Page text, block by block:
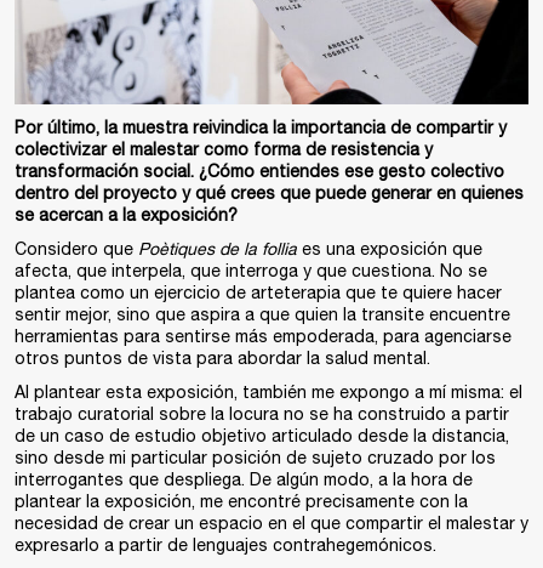
Por último, la muestra reivindica la importancia de compartir y
colectivizar el malestar como forma de resistencia y
transformación social. ¿Cómo entiendes ese gesto colectivo
dentro del proyecto y qué crees que puede generar en quienes
se acercan a la exposición?
Considero que Poètiques de la follia es una exposición que
afecta, que interpela, que interroga y que cuestiona. No se
plantea como un ejercicio de arteterapia que te quiere hacer
sentir mejor, sino que aspira a que quien la transite encuentre
herramientas para sentirse más empoderada, para agenciarse
otros puntos de vista para abordar la salud mental.
Al plantear esta exposición, también me expongo a mí misma: el
trabajo curatorial sobre la locura no se ha construido a partir
de un caso de estudio objetivo articulado desde la distancia,
sino desde mi particular posición de sujeto cruzado por los
interrogantes que despliega. De algún modo, a la hora de
plantear la exposición, me encontré precisamente con la
necesidad de crear un espacio en el que compartir el malestar y
expresarlo a partir de lenguajes contrahegemónicos.